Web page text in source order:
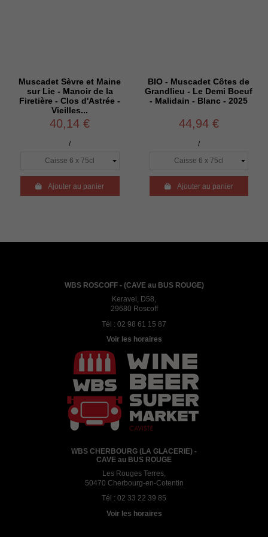
Muscadet Sèvre et Maine
sur Lie - Manoir de la
Firetière - Clos d'Astrée -
Vieilles...
40,14 €
/
Ajouter au panier
BIO - Muscadet Côtes de
Grandlieu - Le Demi Boeuf
- Malidain - Blanc - 2025
44,94 €
/
Ajouter au panier
WBS ROSCOFF - (CAVE au BUS ROUGE)
Keravel, D58,
29680 Roscoff
Tél : 02 98 61 15 87
Voir les horaires
WBS CHERBOURG (LA GLACERIE) -
CAVE au BUS ROUGE
Les Rouges Terres,
50470 Cherbourg-en-Cotentin
Tél : 02 33 22 39 85
Voir les horaires